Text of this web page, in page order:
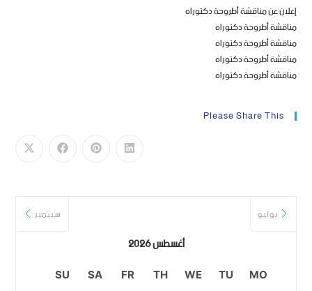
إعلان عن مناقشة أطروحة دكتوراه
مناقشة أطروحة دكتوراه
مناقشة أطروحة دكتوراه
مناقشة أطروحة دكتوراه
مناقشة أطروحة دكتوراه
Please Share This
يوليو
أغسطس 2026
سبتمبر
MO
TU
WE
TH
FR
SA
SU